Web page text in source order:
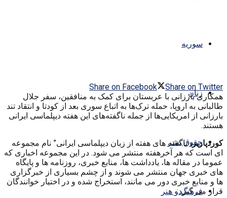
سوریه
زنان
حقوق بشر
فرهنگ و هنر
Share on Facebook
Share on Twitter
همکاری بارزانی با عربستان برای کمک به منافقین، سفر جلال
طالبانی به اروپا، حمله ترک‌ها به اتباع سوری بعد از کودتا و انتقاد تند
بارزانی از امریکایی‌ها از جمله ناگفته‌های این هفته دیپلماسی ایرانی
هستند.
کوردپاریز،ناگفته های هفته از زبان دیپلماسی ایرانی” نام مجموعه
ای است که هر آخرهفته منتشر می شود. در این مجموعه اخباری که
عموما در مقاله ها، یادداشت ها، منابع خبری، روزنامه ها و پایگاه
های خبری جهان منتشر می شوند و از چشم بسیاری از خبرگزاری
ها و منابع خبری دور می مانند، استخراج شده و در اختیار خوانندگان
قرار می گیرد: